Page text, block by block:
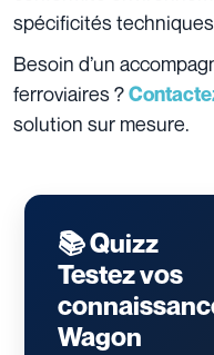
spécificités
Besoin d’un
ferroviaires ?
solution sur mesure.
📚 Quizz
Testez vos
Wagon